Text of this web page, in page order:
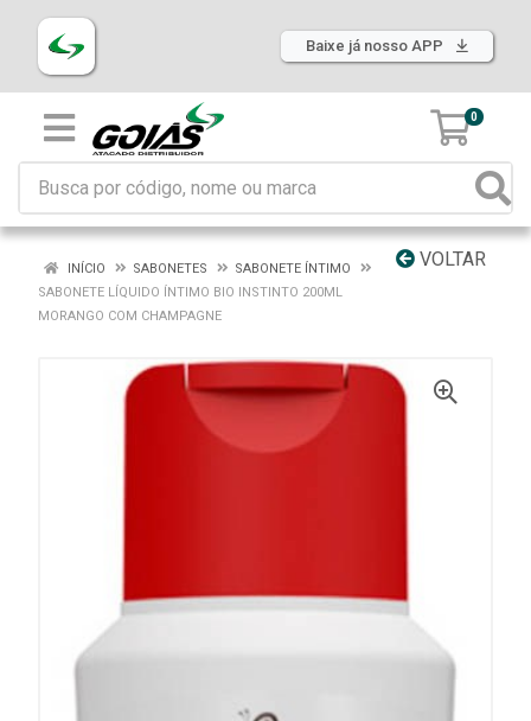
Baixe já nosso APP
0
VOLTAR
INÍCIO SABONETES
SABONETE ÍNTIMO
SABONETE LÍQUIDO ÍNTIMO BIO INSTINTO 200ML
MORANGO COM CHAMPAGNE